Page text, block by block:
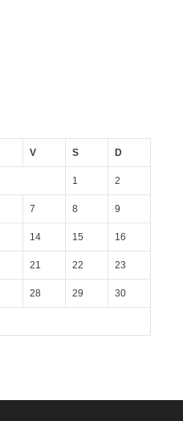
V S D
1 2
7 8 9
14 15 16
21 22 23
28 29 30